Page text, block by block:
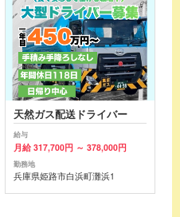
天然ガス配送ドライバー
給与
月給 317,700円 ～ 378,000円
勤務地
兵庫県姫路市白浜町灘浜1